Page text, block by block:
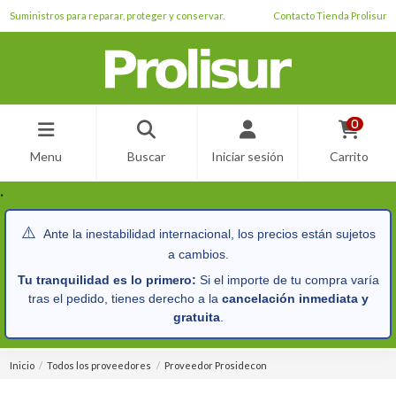
Suministros para reparar, proteger y conservar. Contacto Tienda Prolisur
Menu Buscar Iniciar sesión
0
Carrito
.
⚠️ Ante la inestabilidad internacional, los precios están sujetos
a cambios.
Tu tranquilidad es lo primero: Si el importe de tu compra varía
tras el pedido, tienes derecho a la cancelación inmediata y
gratuita.
Inicio Todos los proveedores Proveedor Prosidecon